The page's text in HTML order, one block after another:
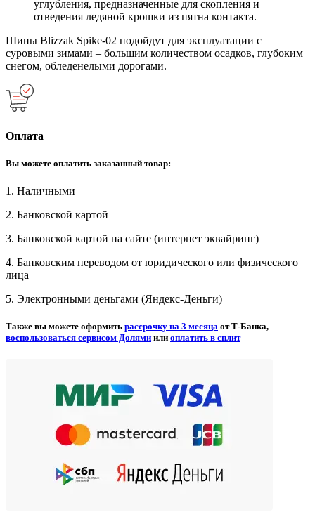
углубления, предназначенные для скопления и
отведения ледяной крошки из пятна контакта.
Шины Blizzak Spike-02 подойдут для эксплуатации с
суровыми зимами – большим количеством осадков, глубоким
снегом, обледенелыми дорогами.
Оплата
Вы можете оплатить заказанный товар:
1. Наличными
2. Банковской картой
3. Банковской картой на сайте (интернет эквайринг)
4. Банковским переводом от юридического или физического
лица
5. Электронными деньгами (Яндекс-Деньги)
Также вы можете оформить рассрочку на 3 месяца от Т-Банка,
воспользоваться сервисом Долями или оплатить в сплит